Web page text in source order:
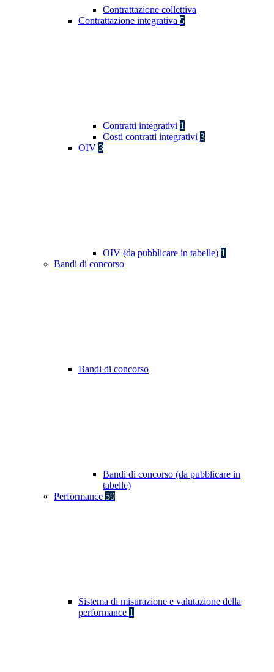
Contrattazione collettiva
Contrattazione integrativa 5
Contratti integrativi 1
Costi contratti integrativi 3
OIV 3
OIV (da pubblicare in tabelle) 1
Bandi di concorso
Bandi di concorso
Bandi di concorso (da pubblicare in
tabelle)
Performance 59
Sistema di misurazione e valutazione della
performance 1